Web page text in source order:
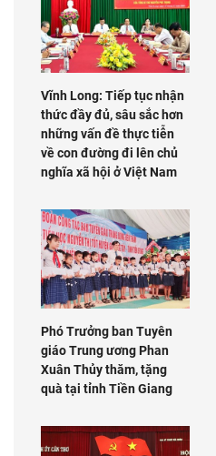
Vĩnh Long: Tiếp tục nhận
thức đầy đủ, sâu sắc hơn
những vấn đề thực tiễn
về con đường đi lên chủ
nghĩa xã hội ở Việt Nam
Phó Trưởng ban Tuyên
giáo Trung ương Phan
Xuân Thủy thăm, tặng
quà tại tỉnh Tiền Giang